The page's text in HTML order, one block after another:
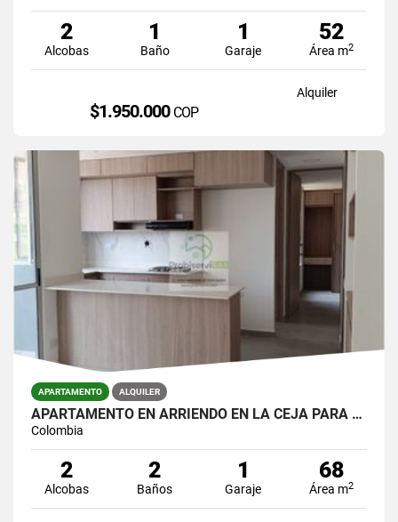
2
Alcobas
1
Baño
1
Garaje
52
Área m2
Alquiler
$1.950.000 COP
APARTAMENTO ALQUILER
APARTAMENTO EN ARRIENDO EN LA CEJA PARA ESTRENAR EN UNIDAD CERRADA.
Colombia
2
Alcobas
2
Baños
1
Garaje
68
Área m2